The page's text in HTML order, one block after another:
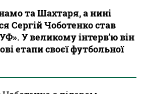
та Шахтаря, а нині
Сергій Чоботенко став
У великому інтерв’ю він
етапи своєї футбольної